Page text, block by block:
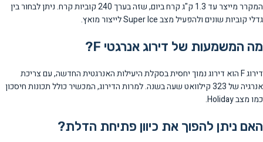
המקרר מייצר עד 1.3 ק"ג קרח ביום, שזה בערך 240 קוביות קרח. ניתן לבחור בין
גדלי קוביות שונים ולהפעיל מצב Super Ice לייצור מואץ.
מה המשמעות של דירוג אנרגטי F?
דירוג F הוא דירוג נמוך יחסית בסקלת היעילות האנרגטית החדשה, עם צריכת
אנרגיה של 323 קילוואט שעה בשנה. למרות הדירוג, המכשיר כולל תכונות חיסכון
כמו מצב Holiday.
האם ניתן להפוך את כיוון פתיחת הדלת?